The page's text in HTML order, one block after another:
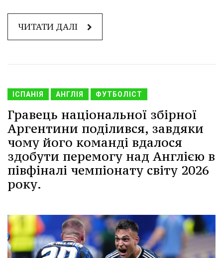
ЧИТАТИ ДАЛІ
ІСПАНІЯ АНГЛІЯ ФУТБОЛІСТ
Гравець національної збірної
Аргентини поділився, завдяки
чому його команді вдалося
здобути перемогу над Англією в
півфіналі чемпіонату світу 2026
року.